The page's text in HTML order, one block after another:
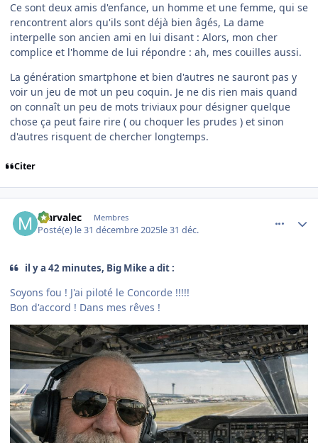
Ce sont deux amis d'enfance, un homme et une femme, qui se
rencontrent alors qu'ils sont déjà bien âgés, La dame
interpelle son ancien ami en lui disant : Alors, mon cher
complice et l'homme de lui répondre : ah, mes couilles aussi.
La génération smartphone et bien d'autres ne sauront pas y
voir un jeu de mot un peu coquin. Je ne dis rien mais quand
on connaît un peu de mots triviaux pour désigner quelque
chose ça peut faire rire ( ou choquer les prudes ) et sinon
d'autres risquent de chercher longtemps.
Citer
Marvalec Membres
Posté(e) le 31 décembre 2025le 31 déc.
il y a 42 minutes, Big Mike a dit :
Soyons fou ! J'ai piloté le Concorde !!!!!
Bon d'accord ! Dans mes rêves !